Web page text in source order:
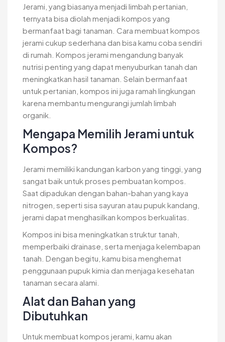
Jerami, yang biasanya menjadi limbah pertanian,
ternyata bisa diolah menjadi kompos yang
bermanfaat bagi tanaman. Cara membuat kompos
jerami cukup sederhana dan bisa kamu coba sendiri
di rumah. Kompos jerami mengandung banyak
nutrisi penting yang dapat menyuburkan tanah dan
meningkatkan hasil tanaman. Selain bermanfaat
untuk pertanian, kompos ini juga ramah lingkungan
karena membantu mengurangi jumlah limbah
organik.
Mengapa Memilih Jerami untuk
Kompos?
Jerami memiliki kandungan karbon yang tinggi, yang
sangat baik untuk proses pembuatan kompos.
Saat dipadukan dengan bahan-bahan yang kaya
nitrogen, seperti sisa sayuran atau pupuk kandang,
jerami dapat menghasilkan kompos berkualitas.
Kompos ini bisa meningkatkan struktur tanah,
memperbaiki drainase, serta menjaga kelembapan
tanah. Dengan begitu, kamu bisa menghemat
penggunaan pupuk kimia dan menjaga kesehatan
tanaman secara alami.
Alat dan Bahan yang
Dibutuhkan
Untuk membuat kompos jerami, kamu akan